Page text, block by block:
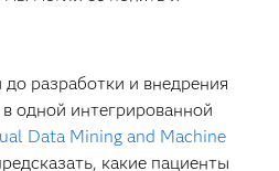
разработки и внедрения
одной интегрированной
Data Mining and Machine
какие пациенты